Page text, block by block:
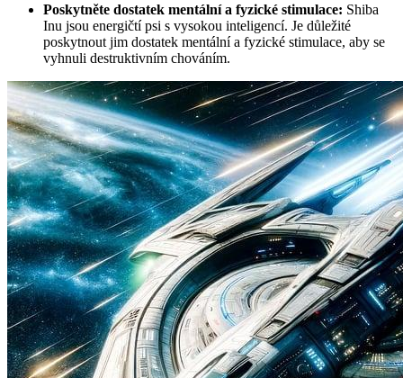
Poskytněte dostatek mentální a fyzické stimulace: Shiba
Inu jsou energičtí psi s vysokou inteligencí. Je důležité
poskytnout jim dostatek mentální a fyzické stimulace, aby se
vyhnuli destruktivním chováním.